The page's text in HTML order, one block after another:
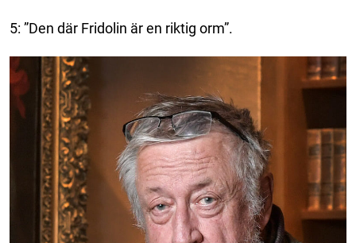
5: ”Den där Fridolin är en riktig orm”.